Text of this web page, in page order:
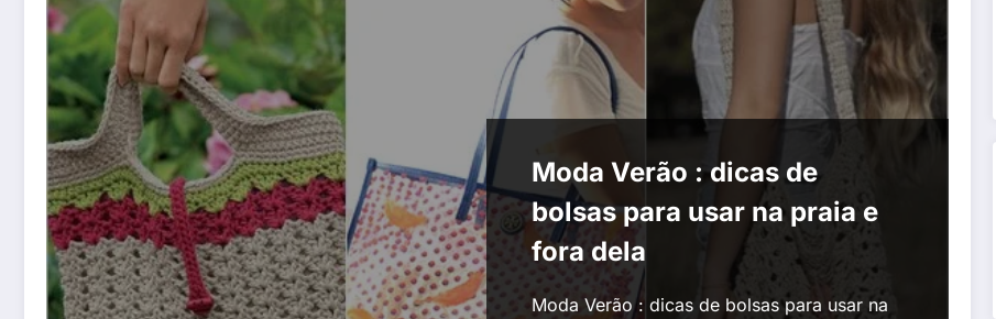
Moda Verão : dicas de
bolsas para usar na praia e
fora dela
Moda Verão : dicas de bolsas para usar na